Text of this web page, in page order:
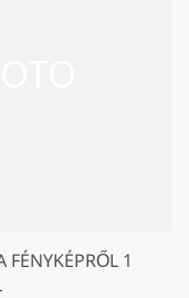
FÉNYKÉPRŐL 1